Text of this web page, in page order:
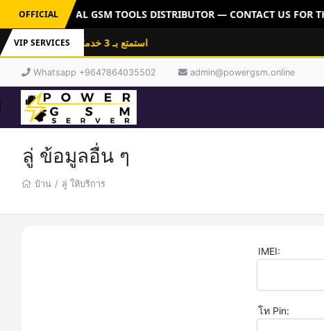
OFFICIALOFFICIAL GSM TOOLS DISTRIBUTOR — CONTACT US FOR
VIP SERVICES استمتع بـ 3 خدمات باشتراك واحد: فلاشات
Whatsapp +9647864035502 admin@powergsm.online
ลู่ ข้อมูลอื่น ๆ
บ้าน / ลู่ ให้บริการ
IMEI:
โท Pin: